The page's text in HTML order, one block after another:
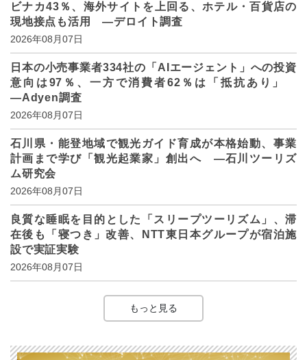
ビナカ43％、海外サイトを上回る、ホテル・百貨店の
現地接点も活用 ―デロイト調査
2026年08月07日
日本の小売事業者334社の「AIエージェント」への投資
意向は97％、一方で消費者62％は「抵抗あり」
―Adyen調査
2026年08月07日
石川県・能登地域で観光ガイド育成が本格始動、事業
計画まで学び「観光起業家」創出へ ―石川ツーリズ
ム研究会
2026年08月07日
良質な睡眠を目的とした「スリープツーリズム」、滞
在後も「寝つき」改善、NTT東日本グループが宿泊施
設で実証実験
2026年08月07日
もっと見る